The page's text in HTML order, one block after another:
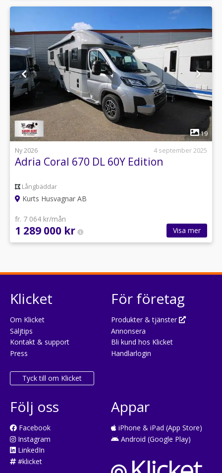
1
19
Ny 2026
4 september 2025
Adria Coral 670 DL 60Y Edition
Långbäddar
Kurts Husvagnar AB
fr. 7 064 kr/mån
1 289 000 kr Visa mer
Klicket
Om Klicket
Säljtips
Kontakt & support
Press
Tyck till om Klicket
För företag
Produkter & tjänster
Annonsera
Bli kund hos Klicket
Handlarlogin
Följ oss
Facebook
Instagram
LinkedIn
#klicket
Appar
iPhone & iPad (App Store)
Android (Google Play)